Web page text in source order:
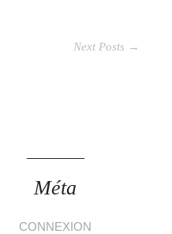
Next Posts →
Méta
CONNEXION